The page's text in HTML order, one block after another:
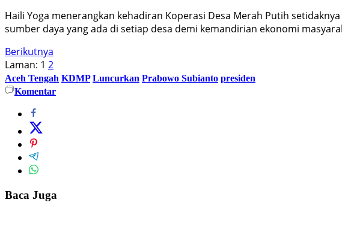
Haili Yoga menerangkan kehadiran Koperasi Desa Merah Putih
sumber daya yang ada di setiap desa demi kemandirian ekonomi
Berikutnya
Laman: 1 2
Aceh Tengah KDMP Luncurkan Prabowo Subianto presiden
Komentar
Baca Juga